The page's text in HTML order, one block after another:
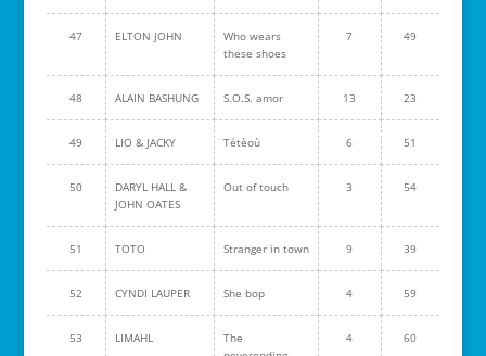
47 ELTON JOHN
Who wears
these shoes
7 49
48 ALAIN BASHUNG S.O.S. amor 13 23
49 LIO & JACKY Tétèoù 6 51
50
DARYL HALL &
JOHN OATES
Out of touch 3 54
51 TOTO Stranger in town 9 39
52 CYNDI LAUPER She bop 4 59
53 LIMAHL
The
4 60